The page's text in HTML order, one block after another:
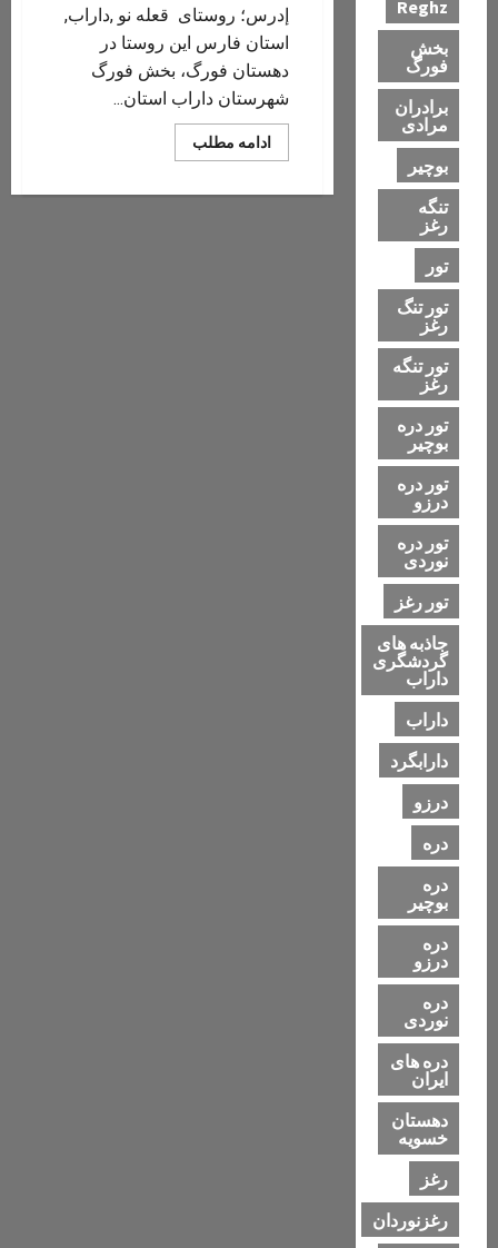
إدرس؛ روستای قعله نو ,داراب,
استان فارس این روستا در
دهستان فورگ، بخش فورگ
شهرستان داراب استان...
ادامه مطلب
more
Reghz
بخش
فورگ
برادران
مرادی
بوچیر
تنگه
رغز
تور
تور تنگ
رغز
تور تنگه
رغز
تور دره
بوچیر
تور دره
درزو
تور دره
نوردی
تور رغز
جاذبه های
گردشگری
داراب
داراب
دارابگرد
درزو
دره
دره
بوچیر
دره
درزو
دره
نوردی
دره های
ایران
دهستان
خسویه
رغز
رغزنوردان